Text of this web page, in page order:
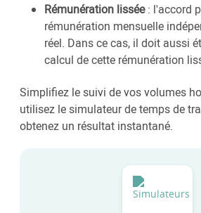
Rémunération lissée: l'accord
rémunération mensuelle
réel. Dans ce cas, il doit aussi
calcul de cette rémunération
Simplifiez le suivi de vos volumes
utilisez le simulateur de temps de
obtenez un résultat instantané.